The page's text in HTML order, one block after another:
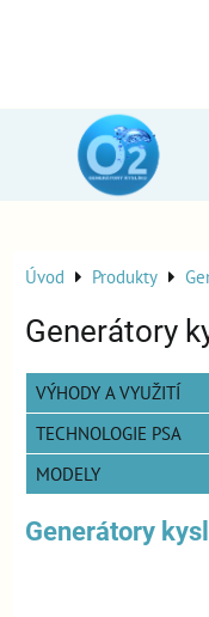
Úvod Produkty
Generátory
VÝHODY A VYUŽITÍ
TECHNOLOGIE PSA
MODELY
Generátory